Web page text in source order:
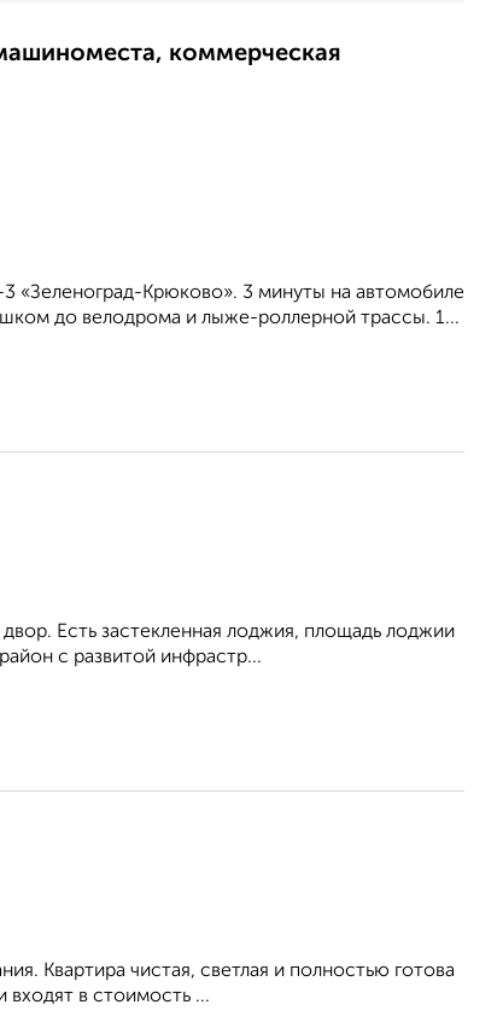
коммерческая
Крюково». 3 минуты на автомобиле
до велодрома и лыже-роллерной трассы. 1...
Есть застекленная лоджия, площадь лоджии
с развитой инфрастр...
Квартира чистая, светлая и полностью готова
в стоимость ...